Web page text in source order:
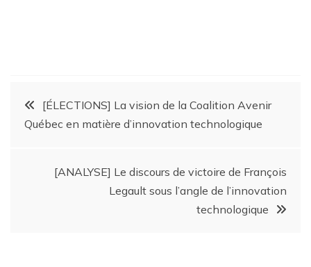
[ÉLECTIONS] La vision de la Coalition Avenir
Québec en matière d’innovation technologique
[ANALYSE] Le discours de victoire de François
Legault sous l’angle de l’innovation
technologique